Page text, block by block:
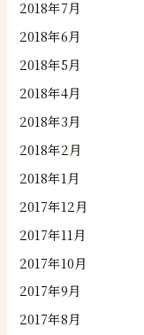
2018年7月
2018年6月
2018年5月
2018年4月
2018年3月
2018年2月
2018年1月
2017年12月
2017年11月
2017年10月
2017年9月
2017年8月